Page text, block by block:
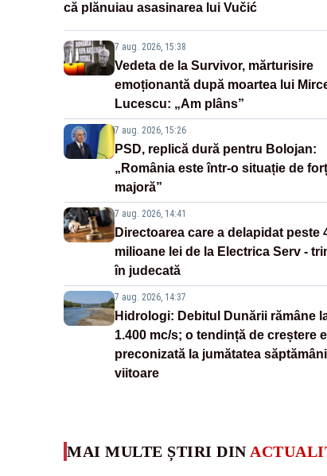
că plănuiau asasinarea lui Vučić
7 aug. 2026, 15:38
Vedeta de la Survivor, mărturisire
emoționantă după moartea lui
Lucescu: „Am plâns”
7 aug. 2026, 15:26
PSD, replică dură pentru Bolojan:
„România este într-o situație de
majoră”
7 aug. 2026, 14:41
Directoarea care a delapidat peste
milioane lei de la Electrica Serv -
în judecată
7 aug. 2026, 14:37
Hidrologi: Debitul Dunării rămâne
1.400 mc/s; o tendință de creștere
preconizată la jumătatea
viitoare
MAI MULTE ȘTIRI DIN